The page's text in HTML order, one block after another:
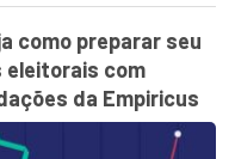
como preparar seu
eleitorais com
da Empiricus